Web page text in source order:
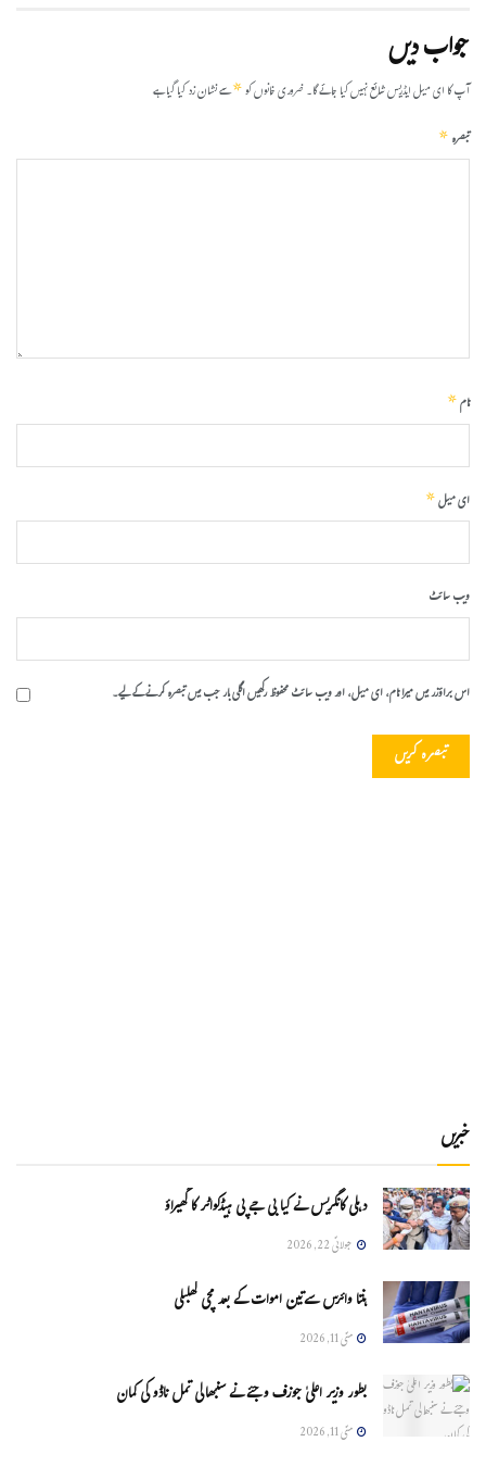
جواب دیں
آپ کا ای میل ایڈریس شائع نہیں کیا جائے گا۔ضروری خانوں کو*سے نشان زد کیا گیا ہے
تبصرہ*
نام*
ای میل*
ویب‌ سائٹ
اس براؤزر میں میرا نام، ای میل، اور ویب سائٹ محفوظ رکھیں اگلی بار جب میں تبصرہ کرنے کےلیے۔
خبریں
دہلی کانگریس نے کیا بی جے پی ہیڈکواٹر کا گھیراؤ
جولائی 22, 2026
ہنتا وائرس سےتین اموات کے بعد مچی کھلبلی
مئی 11, 2026
بطور وزیر اعلیٰ جوزف وجئے نے سنبھالی تمل ناڈو کی کمان
مئی 11, 2026